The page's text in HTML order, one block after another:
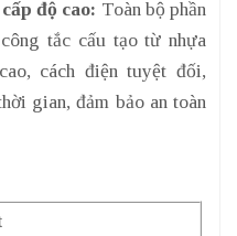
độ cao: Toàn bộ phần
tắc cấu tạo từ nhựa
cách điện tuyệt đối,
gian, đảm bảo an toàn